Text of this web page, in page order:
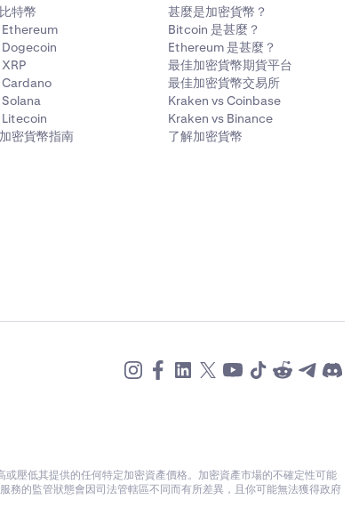
特幣
Ethereum
Dogecoin
Cardano
Litecoin
密貨幣指南
甚麼是加密貨幣？
Bitcoin 是甚麼？
Ethereum 是甚麼？
最佳加密貨幣期貨平台
最佳加密貨幣交易所
Kraken vs Coinbase
Kraken vs Binance
了解加密貨幣
壓低其提供的任何特定加密資產價格。加密資產市場的不確定性可能
的監管狀態會因司法管轄區不同而有所差異，且你可能無法獲得政府